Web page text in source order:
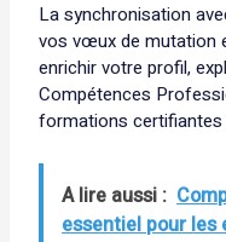
La synchronisation
vos vœux de mutation
enrichir votre profil,
Compétences
formations
A lire aussi :
essentiel pour les